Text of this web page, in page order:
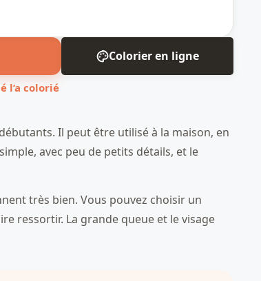
Colorier en ligne
l’a colorié
Il peut être utilisé à la maison, en
avec peu de petits détails, et le
très bien. Vous pouvez choisir un
ressortir. La grande queue et le visage